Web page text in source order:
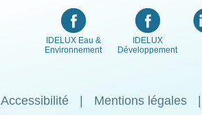
IDELUX Eau &
Environnement
IDELUX
Développement
Accessibilité Mentions légales